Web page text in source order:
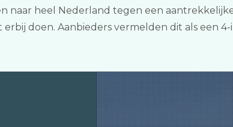
naar heel Nederland tegen een
doen. Aanbieders vermelden dit als een